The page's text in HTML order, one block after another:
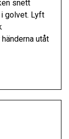
snett
i golvet. Lyft
utåt